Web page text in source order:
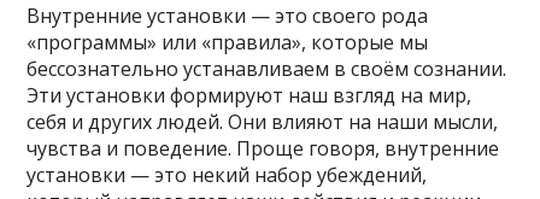
Внутренние установки — это своего рода
«программы» или «правила», которые мы
бессознательно устанавливаем в своём сознании.
Эти установки формируют наш взгляд на мир,
себя и других людей. Они влияют на наши мысли,
чувства и поведение. Проще говоря, внутренние
установки — это некий набор убеждений,